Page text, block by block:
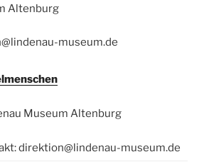
Altenburg
museum.de
Museum Altenburg
direktion@lindenau-museum.de